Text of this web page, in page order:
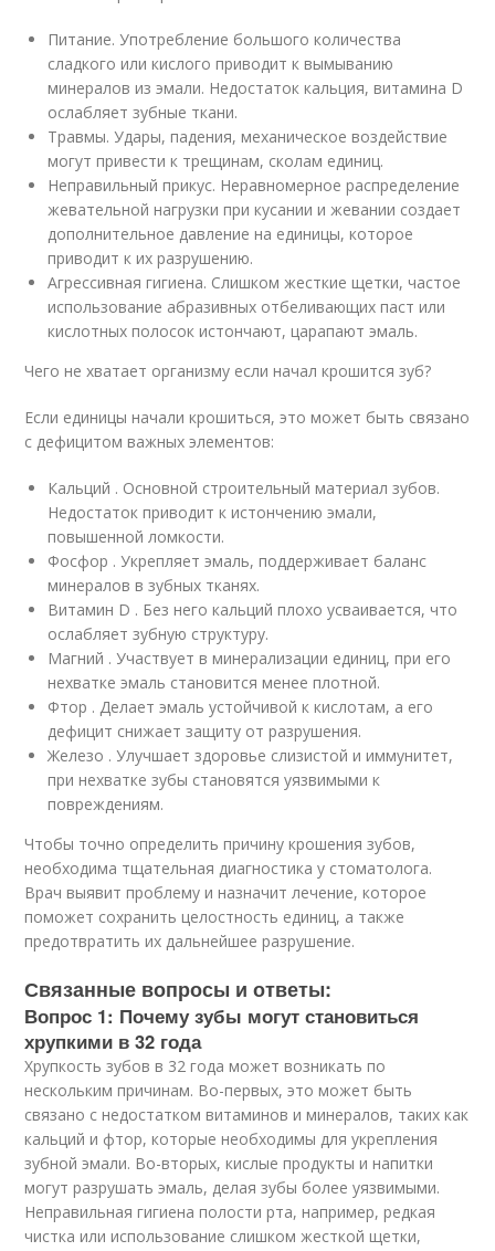
Питание. Употребление большого количества
сладкого или кислого приводит к вымыванию
минералов из эмали. Недостаток кальция, витамина D
ослабляет зубные ткани.
Травмы. Удары, падения, механическое воздействие
могут привести к трещинам, сколам единиц.
Неправильный прикус. Неравномерное распределение
жевательной нагрузки при кусании и жевании создает
дополнительное давление на единицы, которое
приводит к их разрушению.
Агрессивная гигиена. Слишком жесткие щетки, частое
использование абразивных отбеливающих паст или
кислотных полосок истончают, царапают эмаль.
Чего не хватает организму если начал крошится зуб?
Если единицы начали крошиться, это может быть связано
с дефицитом важных элементов:
Кальций . Основной строительный материал зубов.
Недостаток приводит к истончению эмали,
повышенной ломкости.
Фосфор . Укрепляет эмаль, поддерживает баланс
минералов в зубных тканях.
Витамин D . Без него кальций плохо усваивается, что
ослабляет зубную структуру.
Магний . Участвует в минерализации единиц, при его
нехватке эмаль становится менее плотной.
Фтор . Делает эмаль устойчивой к кислотам, а его
дефицит снижает защиту от разрушения.
Железо . Улучшает здоровье слизистой и иммунитет,
при нехватке зубы становятся уязвимыми к
повреждениям.
Чтобы точно определить причину крошения зубов,
необходима тщательная диагностика у стоматолога.
Врач выявит проблему и назначит лечение, которое
поможет сохранить целостность единиц, а также
предотвратить их дальнейшее разрушение.
Связанные вопросы и ответы:
Вопрос 1: Почему зубы могут становиться
хрупкими в 32 года
Хрупкость зубов в 32 года может возникать по
нескольким причинам. Во-первых, это может быть
связано с недостатком витаминов и минералов, таких как
кальций и фтор, которые необходимы для укрепления
зубной эмали. Во-вторых, кислые продукты и напитки
могут разрушать эмаль, делая зубы более уязвимыми.
Неправильная гигиена полости рта, например, редкая
чистка или использование слишком жесткой щетки,